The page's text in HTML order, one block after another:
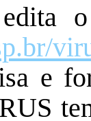
e